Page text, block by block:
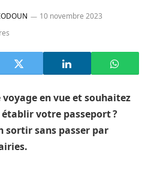
10 novembre 2023
en vue et souhaitez
votre passeport ?
sortir sans passer par